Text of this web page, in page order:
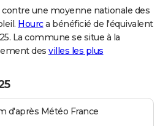
une moyenne nationale des
Hourca bénéficié de l'équivalent
La commune se situe à la
des villes les plus
d'après Météo France